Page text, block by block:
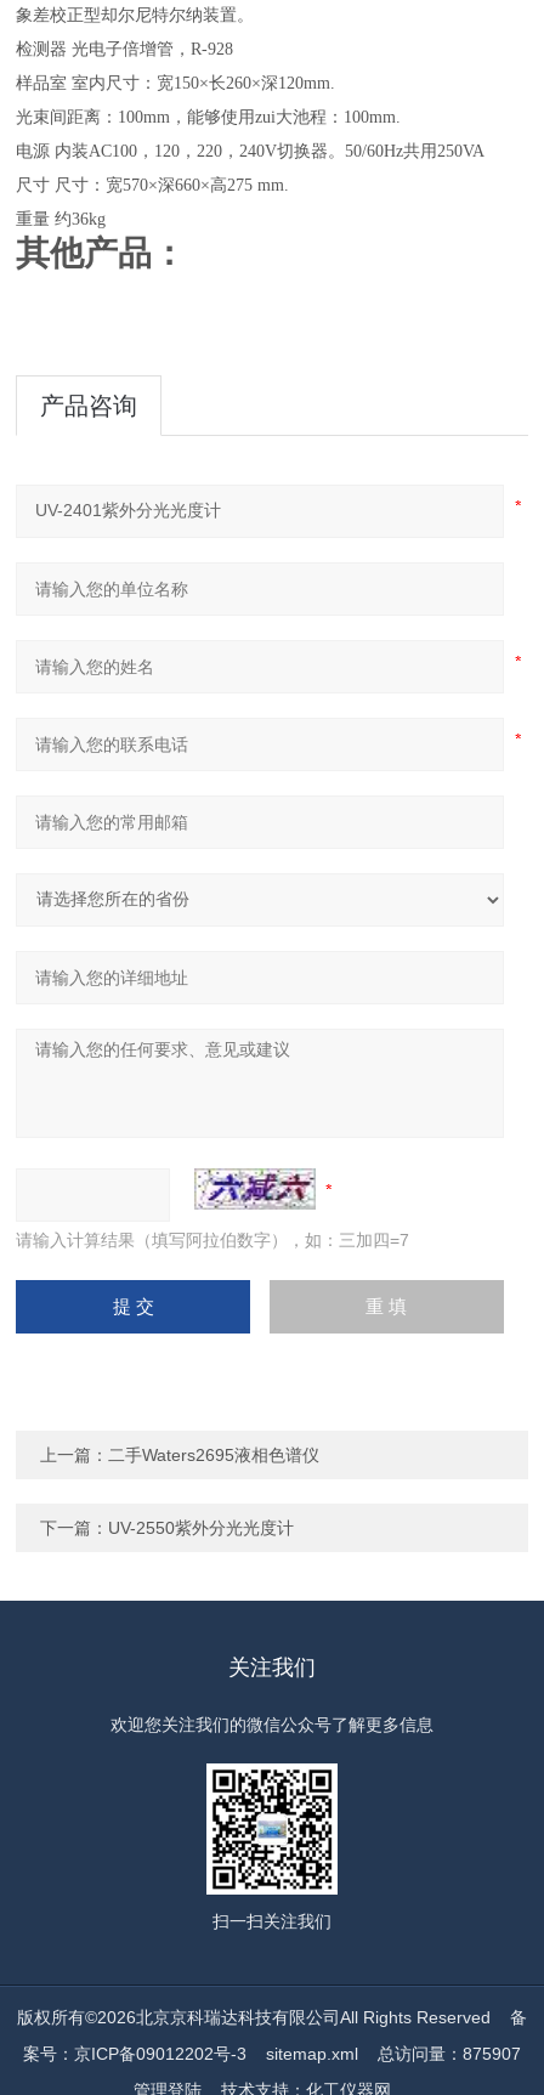
象差校正型却尔尼特尔纳装置。
检测器 光电子倍增管，R-928
样品室 室内尺寸：宽150×长260×深120mm.
光束间距离：100mm，能够使用zui大池程：100mm.
电源 内装AC100，120，220，240V切换器。50/60Hz共用250VA
尺寸 尺寸：宽570×深660×高275 mm.
重量 约36kg
其他产品：
产品咨询
请输入计算结果（填写阿拉伯数字），如：三加四=7
上一篇： 二手Waters2695液相色谱仪
下一篇： UV-2550紫外分光光度计
关注我们
欢迎您关注我们的微信公众号了解更多信息
扫一扫关注我们
版权所有©2026北京京科瑞达科技有限公司All Rights Reserved 备
案号：京ICP备09012202号-3
sitemap.xml总访问量：875907
管理登陆技术支持： 化工仪器网